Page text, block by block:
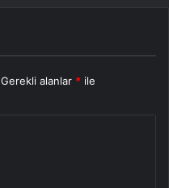
Gerekli alanlar * ile